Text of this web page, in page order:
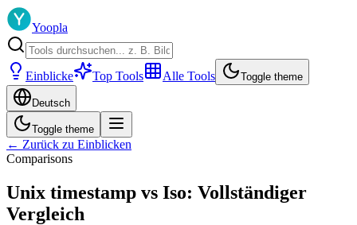
Yoopla
Einblicke Top Tools Alle Tools Toggle theme
Deutsch
Toggle theme
← Zurück zu Einblicken
Comparisons
Unix timestamp vs Iso: Vollständiger
Vergleich